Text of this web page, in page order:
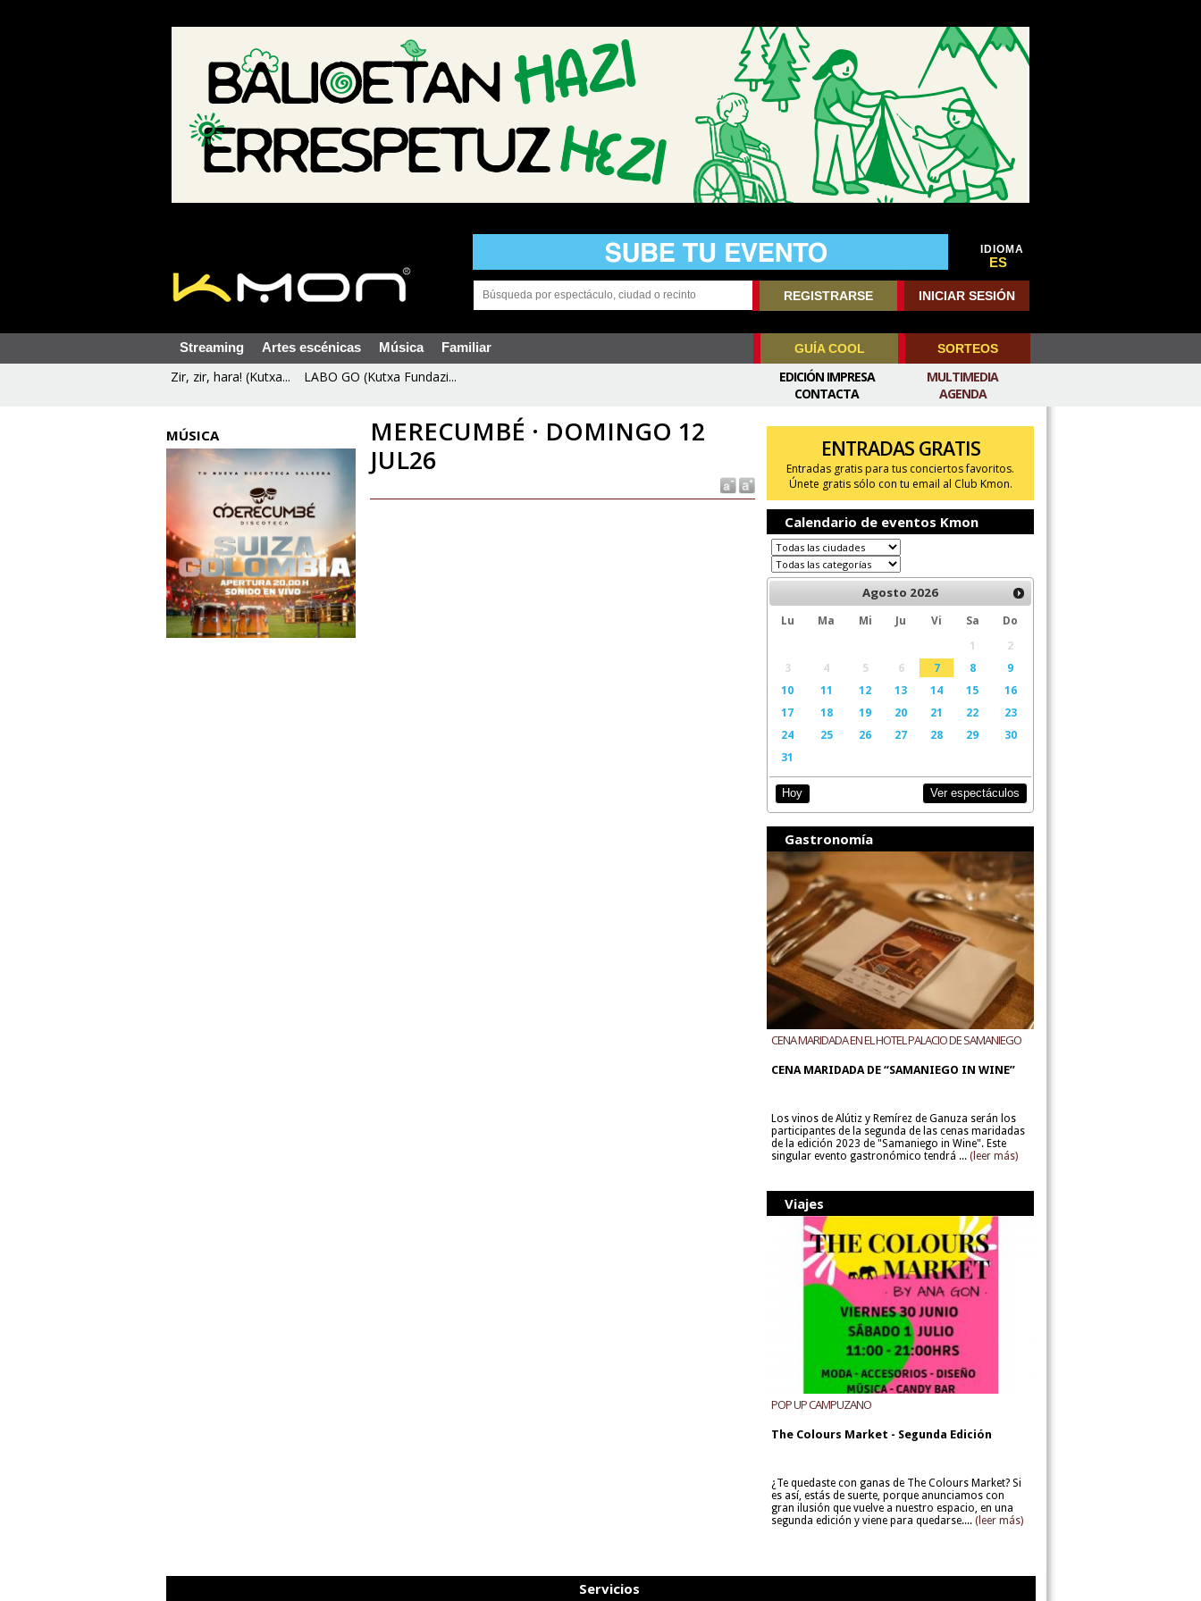
IDIOMA
ES
REGISTRARSE INICIAR SESIÓN
Streaming Artes escénicas Música Familiar GUÍA COOL SORTEOS
Zir, zir, hara! (Kutxa... LABO GO (Kutxa Fundazi...
MULTIMEDIA
AGENDA
EDICIÓN IMPRESA
CONTACTA
MÚSICA
MERECUMBÉ · DOMINGO 12
JUL26
ENTRADAS GRATIS
Entradas gratis para tus conciertos favoritos.
Únete gratis sólo con tu email al Club Kmon.
Calendario de eventos Kmon
Agosto 2026
Lu Ma Mi Ju Vi Sa
Do
1
2
3
4 5 6 7 8
9
10
11 12 13 14 15
16
17
18 19 20 21 22
23
24
25 26 27 28 29
30
31
Hoy Ver espectáculos
Gastronomía
CENA MARIDADA EN EL HOTEL PALACIO DE SAMANIEGO
CENA MARIDADA DE “SAMANIEGO IN WINE”
Los vinos de Alútiz y Remírez de Ganuza serán los
participantes de la segunda de las cenas maridadas
de la edición 2023 de "Samaniego in Wine". Este
singular evento gastronómico tendrá ... (leer más)
Viajes
POP UP CAMPUZANO
The Colours Market - Segunda Edición
¿Te quedaste con ganas de The Colours Market? Si
es así, estás de suerte, porque anunciamos con
gran ilusión que vuelve a nuestro espacio, en una
segunda edición y viene para quedarse.... (leer más)
Servicios